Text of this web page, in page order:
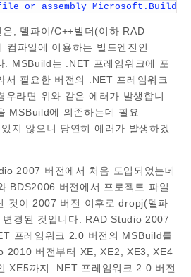
or assembly
, 델파이/C++빌더(이하 RAD
컴파일에 이용하는 빌드엔진인
. MSBuild는 .NET 프레임워크에 포
서 필요한 버전의 .NET 프레임워크
우라면 위와 같은 에러가 발생합니
MSBuild에 의존하는데 필요
지 않으니 당연히 에러가 발생하겠
2007 버전에서 처음 도입되었는데
BDS2006 버전에서 프로젝트 파일
것이 2007 버전 이후로 dropj(델파
경된 것입니다. RAD Studio 2007
프레임워크 2.0 버전의 MSBuild를
2010 버전부터 XE, XE2, XE3, XE4
XE5까지 .NET 프레임워크 2.0 버전